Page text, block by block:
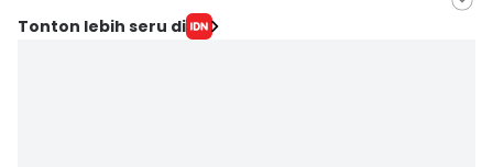
Editor
Tonton lebih seru di